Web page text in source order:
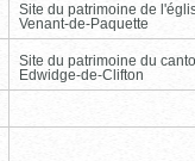
Site du patrimoine de
Venant-de-Paquette
Site du patrimoine du
Edwidge-de-Clifton